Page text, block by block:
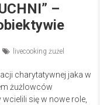
–
livecooking żużel
charytatywnej jaka w
żużlowców
się w nowe role,